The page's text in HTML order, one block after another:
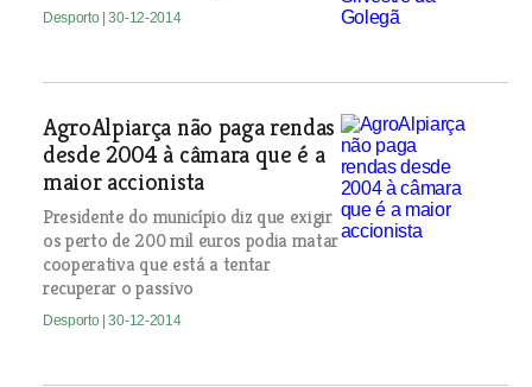
Desporto | 30-12-2014
AgroAlpiarça não paga rendas
desde 2004 à câmara que é a
maior accionista
Presidente do município diz que exigir
os perto de 200 mil euros podia matar
cooperativa que está a tentar
recuperar o passivo
Desporto | 30-12-2014